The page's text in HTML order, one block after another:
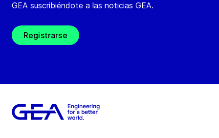
GEA suscribiéndote a las noticias GEA.
Registrarse